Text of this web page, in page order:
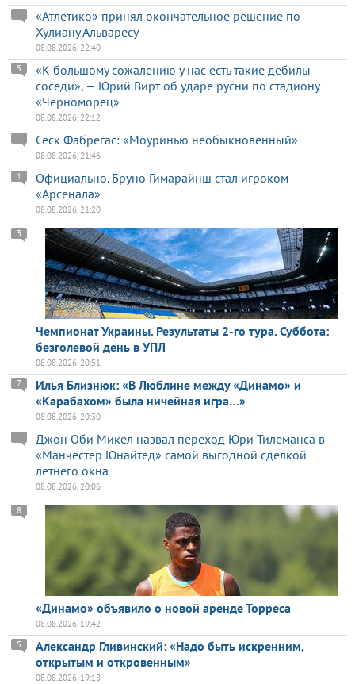
«Атлетико» принял окончательное решение по
Хулиану Альваресу
08.08.2026, 22:40
«К большому сожалению у нас есть такие дебилы-
соседи», — Юрий Вирт об ударе русни по стадиону
«Черноморец»
5
08.08.2026, 22:12
Сеск Фабрегас: «Моуринью необыкновенный»
08.08.2026, 21:46
Официально. Бруно Гимарайнш стал игроком
«Арсенала»
1
08.08.2026, 21:20
Чемпионат Украины. Результаты 2-го тура. Суббота:
безголевой день в УПЛ
3
08.08.2026, 20:51
Илья Близнюк: «В Люблине между «Динамо» и
«Карабахом» была ничейная игра…»
7
08.08.2026, 20:30
Джон Оби Микел назвал переход Юри Тилеманса в
«Манчестер Юнайтед» самой выгодной сделкой
летнего окна
08.08.2026, 20:06
«Динамо» объявило о новой аренде Торреса
8
08.08.2026, 19:42
Александр Гливинский: «Надо быть искренним,
открытым и откровенным»
5
08.08.2026, 19:18